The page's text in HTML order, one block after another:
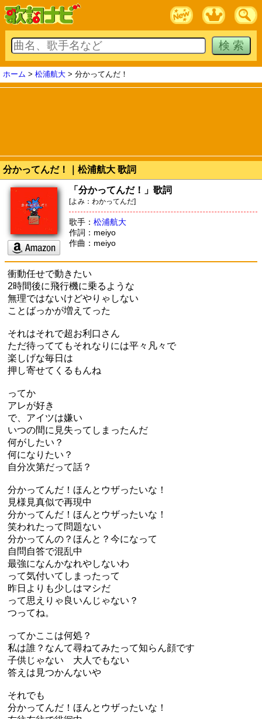
ホーム > 松浦航大 > 分かってんだ！
分かってんだ！｜松浦航大 歌詞
「分かってんだ！」歌詞
[よみ：わかってんだ]
歌手： 松浦航大
作詞：meiyo
作曲：meiyo
衝動任せで動きたい
2時間後に飛行機に乗るような
無理ではないけどやりゃしない
ことばっかが増えてった
それはそれで超お利口さん
ただ待っててもそれなりには平々凡々で
楽しげな毎日は
押し寄せてくるもんね
ってか
アレが好き
で、アイツは嫌い
いつの間に見失ってしまったんだ
何がしたい？
何になりたい？
自分次第だって話？
分かってんだ！ほんとウザったいな！
見様見真似で再現中
分かってんだ！ほんとウザったいな！
笑われたって問題ない
分かってんの？ほんと？今になって
自問自答で混乱中
最強になんかなれやしないわ
って気付いてしまったって
昨日よりも少しはマシだ
って思えりゃ良いんじゃない？
つってね。
ってかここは何処？
私は誰？なんて尋ねてみたって知らん顔です
子供じゃない 大人でもない
答えは見つかんないや
それでも
分かってんだ！ほんとウザったいな！